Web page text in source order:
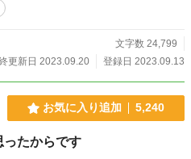
文字数 24,799
更新日 2023.09.20
登録日 2023.09.13
お気に入り追加 5,240
ったからです